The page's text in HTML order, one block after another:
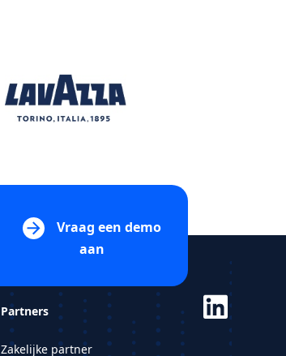
Vraag een demo
aan
Partners
Zakelijke partner